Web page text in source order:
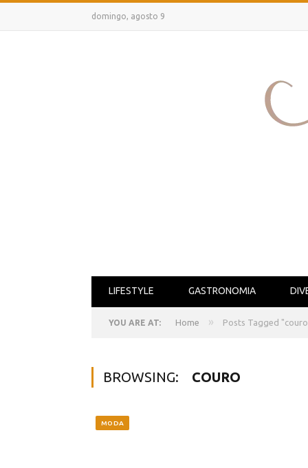
domingo, agosto 9
LIFESTYLE GASTRONOMIA
YOU ARE AT: Home » Posts Tagged
BROWSING: COURO
MODA